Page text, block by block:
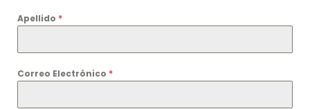
Apellido *
Correo Electrónico *